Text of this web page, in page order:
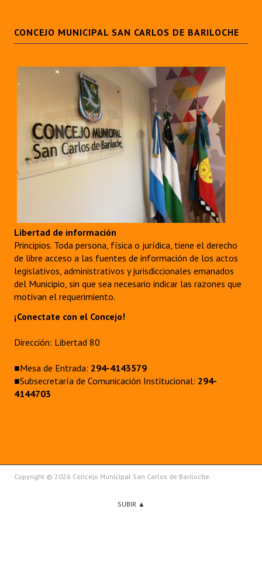
CONCEJO MUNICIPAL SAN CARLOS DE BARILOCHE
Libertad de información
Principios. Toda persona, física o jurídica, tiene el derecho
de libre acceso a las fuentes de información de los actos
legislativos, administrativos y jurisdiccionales emanados
del Municipio, sin que sea necesario indicar las razones que
motivan el requerimiento.
¡Conectate con el Concejo!
Dirección: Libertad 80
■Mesa de Entrada: 294-4143579
■Subsecretaría de Comunicación Institucional: 294-
4144703
Copyright © 2026 Concejo Municipal San Carlos de Bariloche.
SUBIR ▲